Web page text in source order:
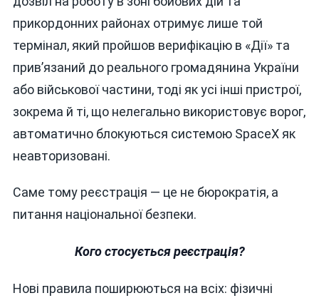
прикордонних районах отримує лише той
термінал, який пройшов верифікацію в «Дії» та
прив’язаний до реального громадянина України
або військової частини, тоді як усі інші пристрої,
зокрема й ті, що нелегально використовує ворог,
автоматично блокуються системою SpaceX як
неавторизовані.
Саме тому реєстрація — це не бюрократія, а
питання національної безпеки.
Кого стосується реєстрація?
Нові правила поширюються на всіх: фізичні